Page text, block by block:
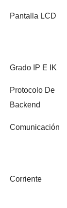
Pantalla LCD
Grado IP E IK
Protocolo De
Backend
Comunicación
Corriente